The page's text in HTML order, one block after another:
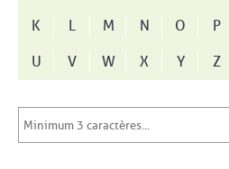
K
L M N O P
U
V W X Y Z